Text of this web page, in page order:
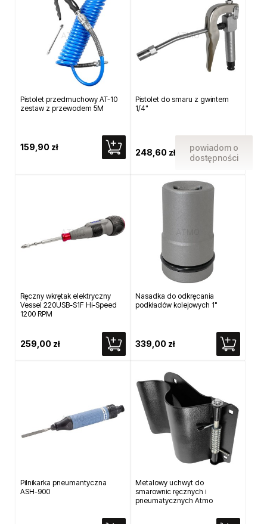
Pistolet przedmuchowy AT-10
zestaw z przewodem 5M
159,90 zł
Pistolet do smaru z gwintem
1/4"
248,60 zł
powiadom o
dostępności
Ręczny wkrętak elektryczny
Vessel 220USB-S1F Hi-Speed
1200 RPM
259,00 zł
Nasadka do odkręcania
podkładów kolejowych 1"
339,00 zł
Pilnikarka pneumantyczna
ASH-900
Metalowy uchwyt do
smarownic ręcznych i
pneumatycznych Atmo